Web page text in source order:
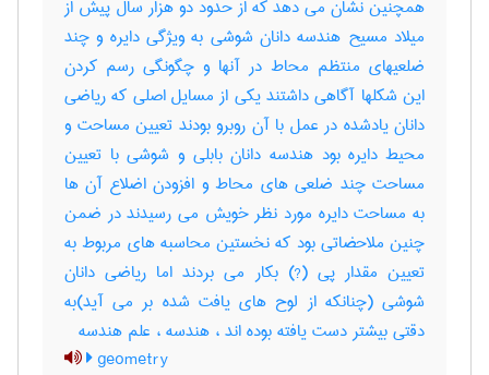
همچنین نشان می دهد که از حدود دو هزار سال پیش از
میلاد مسیح هندسه دانان شوشی به ویژگی دایره و چند
ضلعیهای منتظم محاط در آنها و چگونگی رسم کردن
این شکلها آگاهی داشتند یکی از مسایل اصلی که ریاضی
دانان یادشده در عمل با آن روبرو بودند تعیین مساحت و
محیط دایره بود هندسه دانان بابلی و شوشی با تعیین
مساحت چند ضلعی های محاط و افزودن اضلاع آن ها
به مساحت دایره مورد نظر خویش می رسیدند در ضمن
چنین ملاحضاتی بود که نخستین محاسبه های مربوط به
تعیین مقدار پی (?) بکار می بردند اما ریاضی دانان
شوشی (چنانکه از لوح های یافت شده بر می آید)به
دقتی بیشتر دست یافته بوده اند ، هندسه ، علم هندسه
geometry